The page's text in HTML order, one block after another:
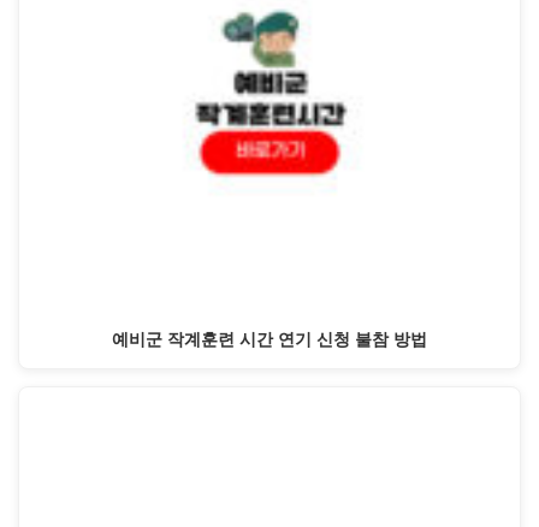
예비군 작계훈련 시간 연기 신청 불참 방법